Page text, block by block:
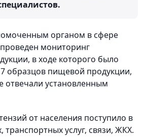
органом в сфере
мониторинг
в ходе которого было
образцов пищевой продукции,
отвечали установленным
от населения поступило в
услуг, связи, ЖКХ.